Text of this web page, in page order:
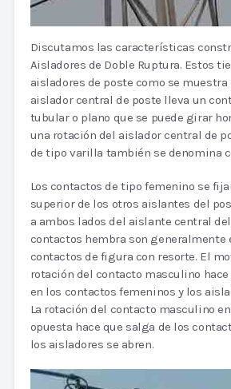
Discutamos las características
Aisladores de Doble Ruptura. Estos
aisladores de poste como se muestra
aislador central de poste lleva un
tubular o plano que se puede girar
una rotación del aislador central de
de tipo varilla también se denomina
Los contactos de tipo femenino se
superior de los otros aislantes del
a ambos lados del aislante central
contactos hembra son generalmente
contactos de figura con resorte. El
rotación del contacto masculino
en los contactos femeninos y los
La rotación del contacto masculino
opuesta hace que salga de los
los aisladores se abren.